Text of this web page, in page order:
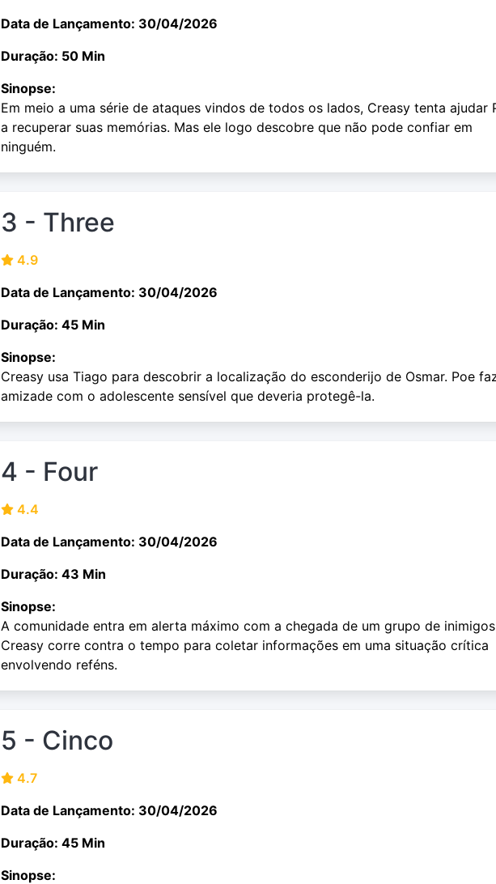
Data de Lançamento: 30/04/2026
Duração: 50 Min
Sinopse:
Em meio a uma série de ataques vindos de todos os lados, Creasy tenta ajudar
a recuperar suas memórias. Mas ele logo descobre que não pode confiar em
ninguém.
3 - Three
4.9
Data de Lançamento: 30/04/2026
Duração: 45 Min
Sinopse:
Creasy usa Tiago para descobrir a localização do esconderijo de Osmar. Poe
amizade com o adolescente sensível que deveria protegê-la.
4 - Four
4.4
Data de Lançamento: 30/04/2026
Duração: 43 Min
Sinopse:
A comunidade entra em alerta máximo com a chegada de um grupo de
Creasy corre contra o tempo para coletar informações em uma situação crítica
envolvendo reféns.
5 - Cinco
4.7
Data de Lançamento: 30/04/2026
Duração: 45 Min
Sinopse: